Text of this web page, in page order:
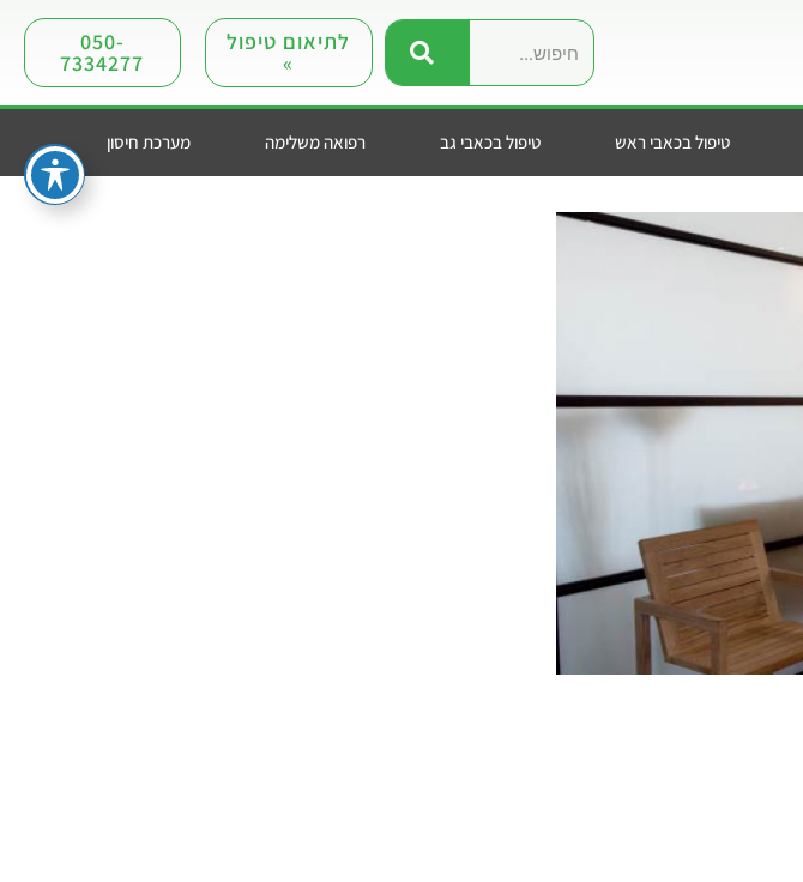
לתיאום טיפול
»
050-
7334277
טיפול בכאבי ראש טיפול בכאבי גב רפואה משלימה מערכת חיסון